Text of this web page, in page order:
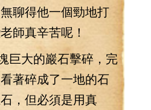
聊得他一個勁地打
師真辛苦呢！
大的巖石擊碎，完
著碎成了一地的石
，但必須是用真